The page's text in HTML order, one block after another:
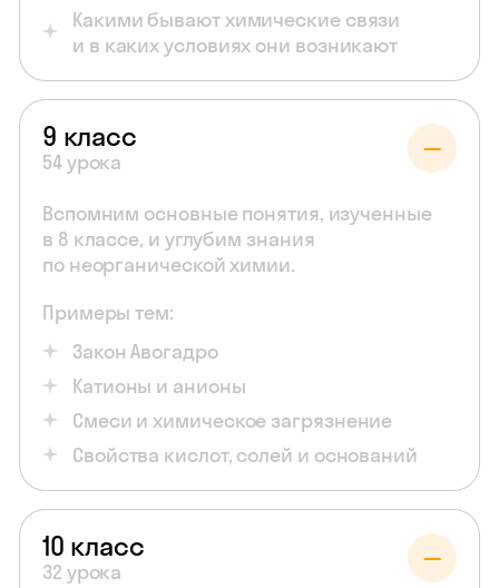
Какими бывают химические связи
и в каких условиях они возникают
9 класс
54 урока
Вспомним основные понятия, изученные
в 8 классе, и углубим знания
по неорганической химии.
Примеры тем:
Закон Авогадро
Катионы и анионы
Смеси и химическое загрязнение
Свойства кислот, солей и оснований
10 класс
32 урока